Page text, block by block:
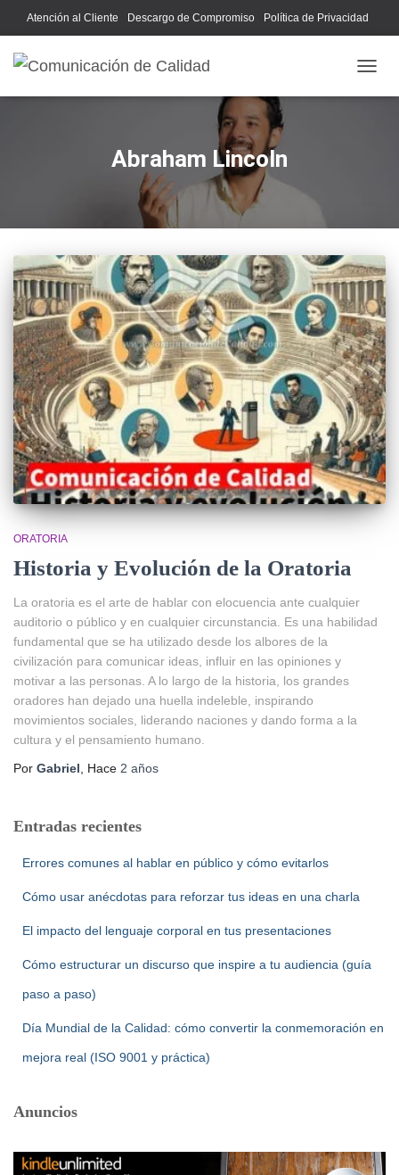
Atención al Cliente Descargo de Compromiso Política de Privacidad
Abraham Lincoln
ORATORIA
Historia y Evolución de la Oratoria
La oratoria es el arte de hablar con elocuencia ante cualquier
auditorio o público y en cualquier circunstancia. Es una habilidad
fundamental que se ha utilizado desde los albores de la
civilización para comunicar ideas, influir en las opiniones y
motivar a las personas. A lo largo de la historia, los grandes
oradores han dejado una huella indeleble, inspirando
movimientos sociales, liderando naciones y dando forma a la
cultura y el pensamiento humano.
Por Gabriel , Hace 2 años
Entradas recientes
Errores comunes al hablar en público y cómo evitarlos
Cómo usar anécdotas para reforzar tus ideas en una charla
El impacto del lenguaje corporal en tus presentaciones
Cómo estructurar un discurso que inspire a tu audiencia (guía
paso a paso)
Día Mundial de la Calidad: cómo convertir la conmemoración en
mejora real (ISO 9001 y práctica)
Anuncios